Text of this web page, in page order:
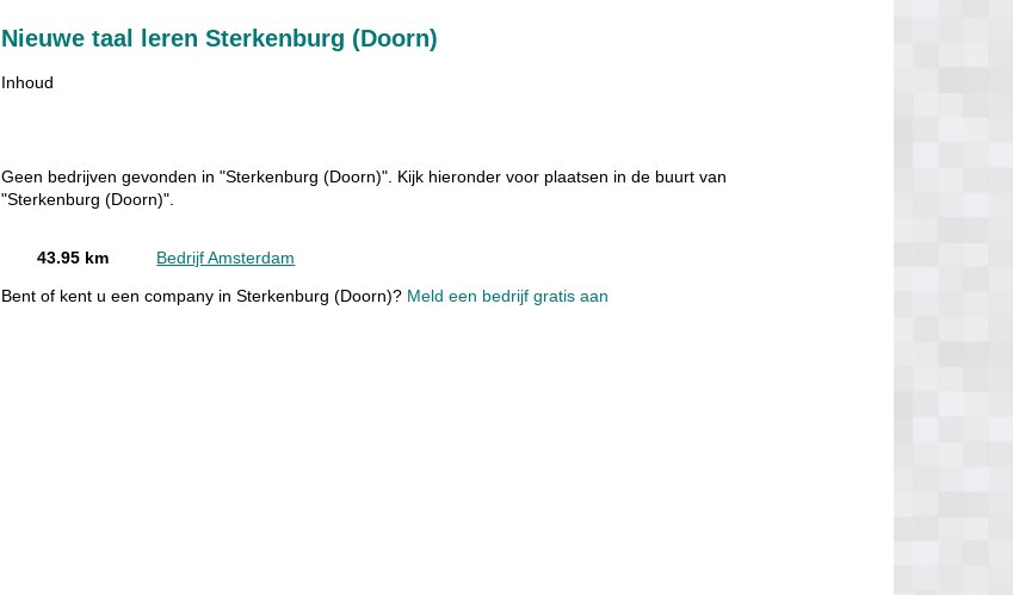
Nieuwe taal leren Sterkenburg (Doorn)
Inhoud
Geen bedrijven gevonden in "Sterkenburg (Doorn)". Kijk hieronder voor plaatsen in de buurt van
"Sterkenburg (Doorn)".
43.95 km Bedrijf Amsterdam
Bent of kent u een company in Sterkenburg (Doorn)? Meld een bedrijf gratis aan